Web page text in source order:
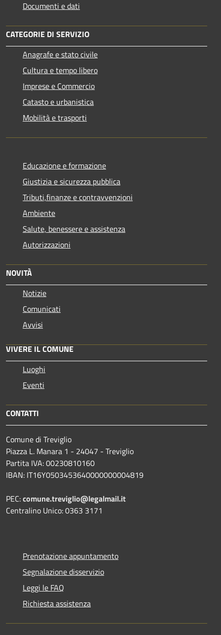
Documenti e dati
CATEGORIE DI SERVIZIO
Anagrafe e stato civile
Cultura e tempo libero
Imprese e Commercio
Catasto e urbanistica
Mobilità e trasporti
Educazione e formazione
Giustizia e sicurezza pubblica
Tributi,finanze e contravvenzioni
Ambiente
Salute, benessere e assistenza
Autorizzazioni
NOVITÀ
Notizie
Comunicati
Avvisi
VIVERE IL COMUNE
Luoghi
Eventi
CONTATTI
Comune di Treviglio
Piazza L. Manara 1 - 24047 - Treviglio
Partita IVA: 00230810160
IBAN: IT16Y0503453640000000004819
PEC:comune.treviglio@legalmail.it
Centralino Unico: 0363 3171
Prenotazione appuntamento
Segnalazione disservizio
Leggi le FAQ
Richiesta assistenza